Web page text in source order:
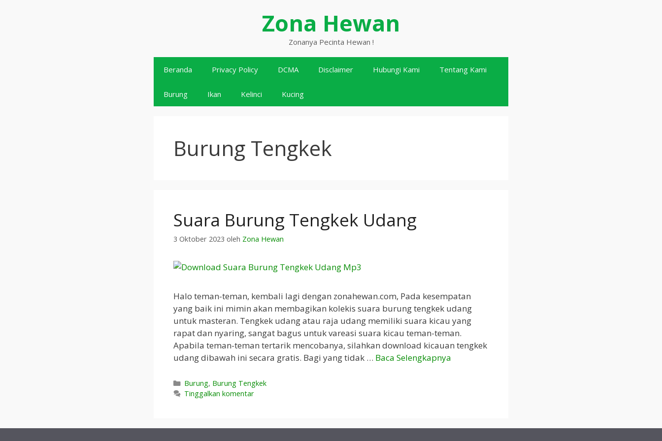
Zona Hewan
Zonanya Pecinta Hewan !
Beranda Privacy Policy DCMA Disclaimer Hubungi Kami Tentang Kami
Burung Ikan Kelinci Kucing
Burung Tengkek
Suara Burung Tengkek Udang
3 Oktober 2023 oleh Zona Hewan
Halo teman-teman, kembali lagi dengan zonahewan.com, Pada kesempatan
yang baik ini mimin akan membagikan kolekis suara burung tengkek udang
untuk masteran. Tengkek udang atau raja udang memiliki suara kicau yang
rapat dan nyaring, sangat bagus untuk vareasi suara kicau teman-teman.
Apabila teman-teman tertarik mencobanya, silahkan download kicauan tengkek
udang dibawah ini secara gratis. Bagi yang tidak … Baca Selengkapnya
Kategori
Burung, Burung Tengkek
Tinggalkan komentar